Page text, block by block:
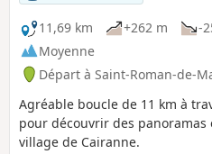
11,69 km
+262 m -
Moyenne
Départ à Saint-Roman-de-
Agréable boucle de 11 km à
pour découvrir des
village de Cairanne.